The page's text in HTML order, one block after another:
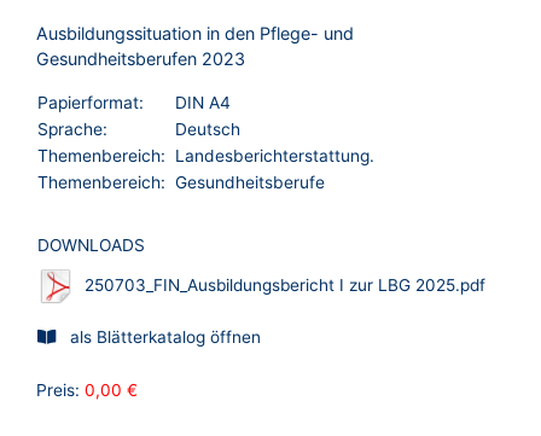
Ausbildungssituation in den Pflege- und
Gesundheitsberufen 2023
Papierformat:
DIN A4
Sprache:
Deutsch
Themenbereich:
Landesberichterstattung.
Themenbereich: Gesundheitsberufe
DOWNLOADS
250703_FIN_Ausbildungsbericht I zur LBG 2025.pdf
als Blätterkatalog öffnen
Preis: 0,00 €